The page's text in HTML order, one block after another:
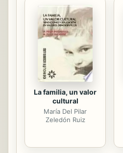
fútbol como
del mánager y
sus
allá de los
de motivación
mundo del
de una manera...
La familia, un valor
cultural
María Del Pilar
Zeledón Ruiz